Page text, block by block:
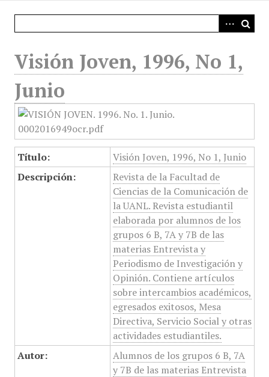
Visión Joven, 1996, No 1,
Junio
Título:
Visión Joven, 1996, No 1, Junio
Descripción:
Revista de la Facultad de
Ciencias de la Comunicación de
la UANL. Revista estudiantil
elaborada por alumnos de los
grupos 6 B, 7A y 7B de las
materias Entrevista y
Periodismo de Investigación y
Opinión. Contiene artículos
sobre intercambios académicos,
egresados exitosos, Mesa
Directiva, Servicio Social y otras
actividades estudiantiles.
Autor:
Alumnos de los grupos 6 B, 7A
y 7B de las materias Entrevista